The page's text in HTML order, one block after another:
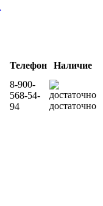
Телефон
Наличие
8-900-
568-54-
94
достаточно